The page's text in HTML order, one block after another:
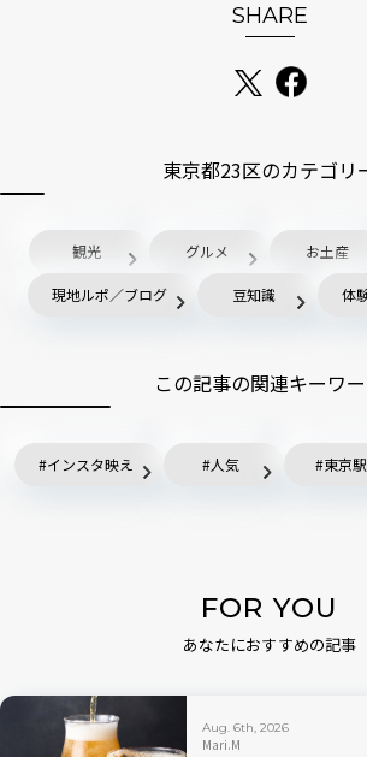
SHARE
東京都23区のカテゴリ
観光 グルメ お土産
現地ルポ／ブログ 豆知識 体
この記事の関連キーワ
インスタ映え 人気 東京駅
FOR YOU
あなたにおすすめの記事
Aug. 6th, 2026
Mari.M